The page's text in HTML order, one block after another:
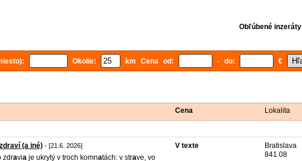
Obľúbené inzeráty
Okolie: km Cena od: - do: €
Cena Lokalita
(a iné) - [21.6. 2026]
zdravia je ukrytý v troch komnatách: v strave, vo
V texte
Bratislava
841 08